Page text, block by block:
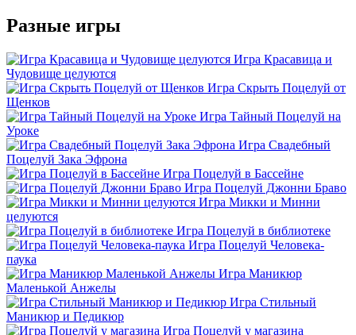
Разные игры
Игра Красавица и
Чудовище целуются
Игра Скрыть Поцелуй от
Щенков
Игра Тайный Поцелуй на
Уроке
Игра Свадебный
Поцелуй Зака Эфрона
Игра Поцелуй в Бассейне
Игра Поцелуй Джонни Браво
Игра Микки и Минни
целуются
Игра Поцелуй в библиотеке
Игра Поцелуй Человека-
паука
Игра Маникюр
Маленькой Анжелы
Игра Стильный
Маникюр и Педикюр
Игра Поцелуй у магазина